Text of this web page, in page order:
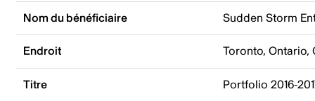
Nom du bénéficiaire Sudden Storm
Endroit Toronto, Ontario,
Titre Portfolio 2016-